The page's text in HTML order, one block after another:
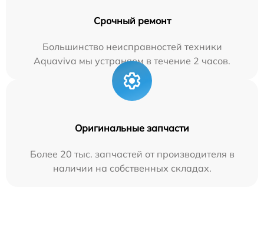
Срочный ремонт
Большинство неисправностей техники
Aquaviva мы устраняем в течение 2 часов.
Оригинальные запчасти
Более 20 тыс. запчастей от производителя в
наличии на собственных складах.